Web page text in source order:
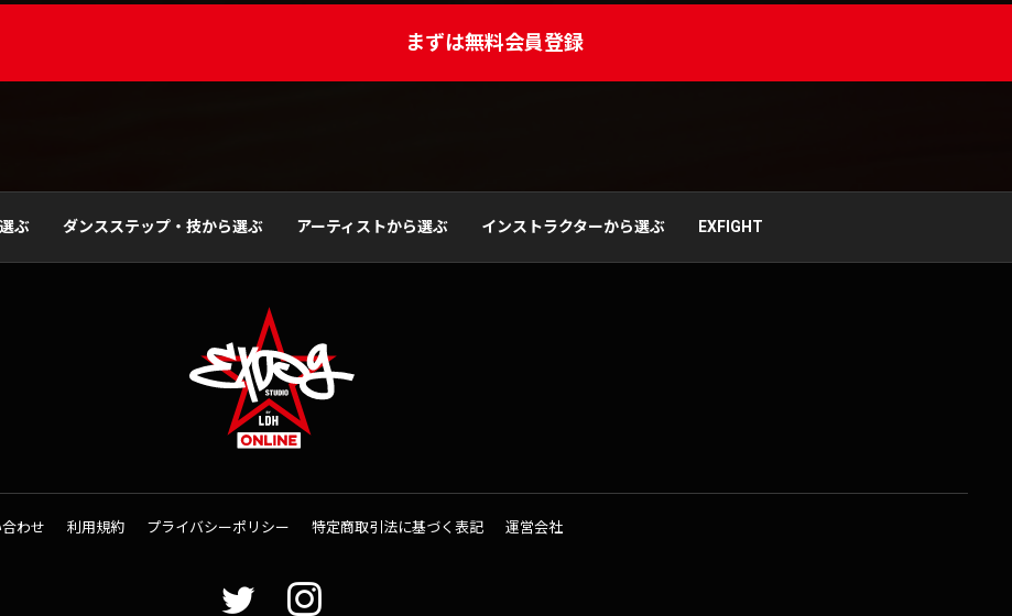
まずは無料会員登録
ぶ ダンスステップ・技から選ぶ アーティストから選ぶ インストラクターから選ぶ EXFIGHT
わせ 利用規約 プライバシーポリシー 特定商取引法に基づく表記 運営会社